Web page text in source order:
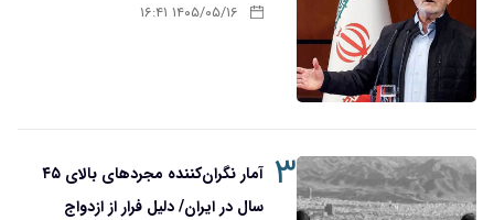
۱۴۰۵/۰۵/۱۶ ۱۶:۴۱
۳
آمار نگران‌کننده مجردهای بالای ۴۵
سال در ایران/ دلیل فرار از ازدواج